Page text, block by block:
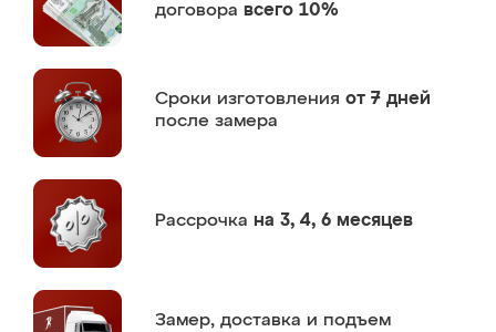
договора всего 10%
Сроки изготовления от 7 дней
после замера
Рассрочка на 3, 4, 6 месяцев
Замер, доставка и подъем